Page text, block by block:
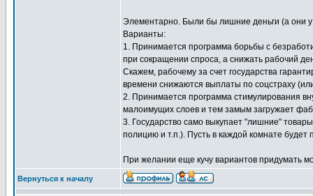
Элементарно. Были бы лишние деньги (а они у
Варианты:
1. Принимается программа борьбы с
при сокращении спроса, а снижать рабочий
Скажем, рабочему за счет государства
времени снижаются выплаты по соцстраху
2. Принимается программа стимулирования
малоимущих слоев и тем замым загружает
3. Государство само выкупает "лишние"
полицию и т.п.). Пусть в каждой комнате будет
При желании еще кучу вариантов придумать
Вернуться к началу